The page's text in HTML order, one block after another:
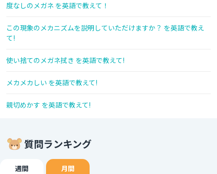
度なしのメガネ を英語で教えて！
この現象のメカニズムを説明していただけますか？ を英語で教え
て!
使い捨てのメガネ拭き を英語で教えて!
メカメカしい を英語で教えて!
親切めかす を英語で教えて!
質問ランキング
週間 月間